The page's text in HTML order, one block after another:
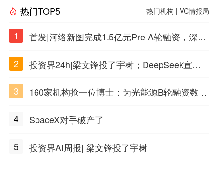
热门TOP5 热门机构 |VC情报局
1
首发|河络新图完成1.5亿元Pre-A轮融资，深耕i
2
投资界24h|梁文锋投了宇树；DeepSeek宣布
3
160家机构抢一位博士：为光能源B轮融资数亿
4
SpaceX对手破产了
5 投资界AI周报| 梁文锋投了宇树